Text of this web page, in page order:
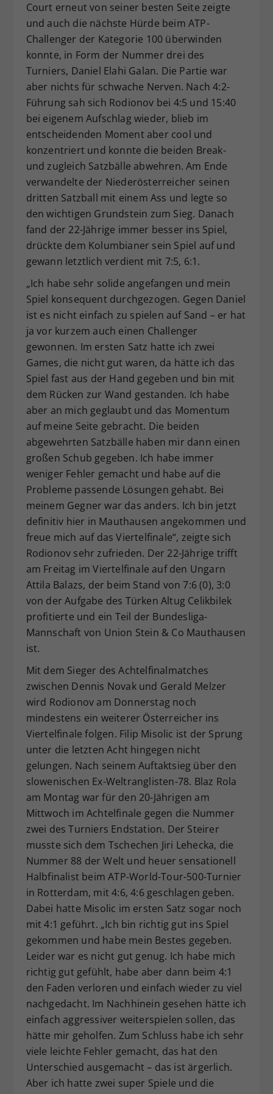
Court erneut von seiner besten Seite zeigte
und auch die nächste Hürde beim ATP-
Challenger der Kategorie 100 überwinden
konnte, in Form der Nummer drei des
Turniers, Daniel Elahi Galan. Die Partie war
aber nichts für schwache Nerven. Nach 4:2-
Führung sah sich Rodionov bei 4:5 und 15:40
bei eigenem Aufschlag wieder, blieb im
entscheidenden Moment aber cool und
konzentriert und konnte die beiden Break-
und zugleich Satzbälle abwehren. Am Ende
verwandelte der Niederösterreicher seinen
dritten Satzball mit einem Ass und legte so
den wichtigen Grundstein zum Sieg. Danach
fand der 22-Jährige immer besser ins Spiel,
drückte dem Kolumbianer sein Spiel auf und
gewann letztlich verdient mit 7:5, 6:1.
„Ich habe sehr solide angefangen und mein
Spiel konsequent durchgezogen. Gegen Daniel
ist es nicht einfach zu spielen auf Sand – er hat
ja vor kurzem auch einen Challenger
gewonnen. Im ersten Satz hatte ich zwei
Games, die nicht gut waren, da hätte ich das
Spiel fast aus der Hand gegeben und bin mit
dem Rücken zur Wand gestanden. Ich habe
aber an mich geglaubt und das Momentum
auf meine Seite gebracht. Die beiden
abgewehrten Satzbälle haben mir dann einen
großen Schub gegeben. Ich habe immer
weniger Fehler gemacht und habe auf die
Probleme passende Lösungen gehabt. Bei
meinem Gegner war das anders. Ich bin jetzt
definitiv hier in Mauthausen angekommen und
freue mich auf das Viertelfinale“, zeigte sich
Rodionov sehr zufrieden. Der 22-Jährige trifft
am Freitag im Viertelfinale auf den Ungarn
Attila Balazs, der beim Stand von 7:6 (0), 3:0
von der Aufgabe des Türken Altug Celikbilek
profitierte und ein Teil der Bundesliga-
Mannschaft von Union Stein & Co Mauthausen
ist.
Mit dem Sieger des Achtelfinalmatches
zwischen Dennis Novak und Gerald Melzer
wird Rodionov am Donnerstag noch
mindestens ein weiterer Österreicher ins
Viertelfinale folgen. Filip Misolic ist der Sprung
unter die letzten Acht hingegen nicht
gelungen. Nach seinem Auftaktsieg über den
slowenischen Ex-Weltranglisten-78. Blaz Rola
am Montag war für den 20-Jährigen am
Mittwoch im Achtelfinale gegen die Nummer
zwei des Turniers Endstation. Der Steirer
musste sich dem Tschechen Jiri Lehecka, die
Nummer 88 der Welt und heuer sensationell
Halbfinalist beim ATP-World-Tour-500-Turnier
in Rotterdam, mit 4:6, 4:6 geschlagen geben.
Dabei hatte Misolic im ersten Satz sogar noch
mit 4:1 geführt. „Ich bin richtig gut ins Spiel
gekommen und habe mein Bestes gegeben.
Leider war es nicht gut genug. Ich habe mich
richtig gut gefühlt, habe aber dann beim 4:1
den Faden verloren und einfach wieder zu viel
nachgedacht. Im Nachhinein gesehen hätte ich
einfach aggressiver weiterspielen sollen, das
hätte mir geholfen. Zum Schluss habe ich sehr
viele leichte Fehler gemacht, das hat den
Unterschied ausgemacht – das ist ärgerlich.
Aber ich hatte zwei super Spiele und die
Zweck
Dieser Wert speichert Ihre Consent-
Einstellungen. Unter anderem eine
zufällig generierte ID, für die
historische Speicherung Ihrer
vorgenommen Einstellungen, falls der
Webseiten-Betreiber dies eingestellt